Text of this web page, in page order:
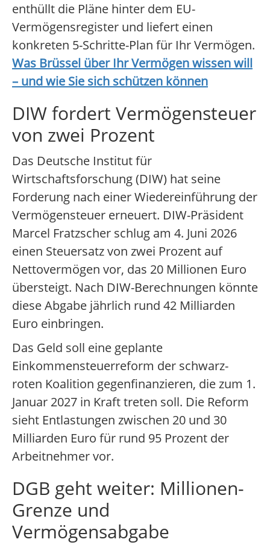
enthüllt die Pläne hinter dem EU-
Vermögensregister und liefert einen
konkreten 5-Schritte-Plan für Ihr Vermögen.
Was Brüssel über Ihr Vermögen wissen will
– und wie Sie sich schützen können
DIW fordert Vermögensteuer
von zwei Prozent
Das Deutsche Institut für
Wirtschaftsforschung (DIW) hat seine
Forderung nach einer Wiedereinführung der
Vermögensteuer erneuert. DIW-Präsident
Marcel Fratzscher schlug am 4. Juni 2026
einen Steuersatz von zwei Prozent auf
Nettovermögen vor, das 20 Millionen Euro
übersteigt. Nach DIW-Berechnungen könnte
diese Abgabe jährlich rund 42 Milliarden
Euro einbringen.
Das Geld soll eine geplante
Einkommensteuerreform der schwarz-
roten Koalition gegenfinanzieren, die zum 1.
Januar 2027 in Kraft treten soll. Die Reform
sieht Entlastungen zwischen 20 und 30
Milliarden Euro für rund 95 Prozent der
Arbeitnehmer vor.
DGB geht weiter: Millionen-
Grenze und
Vermögensabgabe